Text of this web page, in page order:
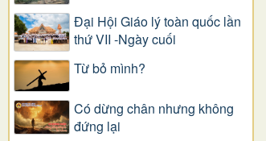
Đại Hội Giáo lý toàn quốc lần
thứ VII -Ngày cuối
Từ bỏ mình?
Có dừng chân nhưng không
đứng lại